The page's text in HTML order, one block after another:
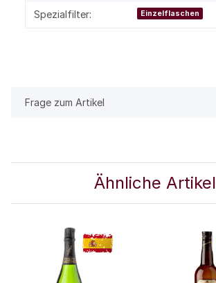
Spezialfilter: Einzelflaschen
Frage zum Artikel
Ähnliche Artikel